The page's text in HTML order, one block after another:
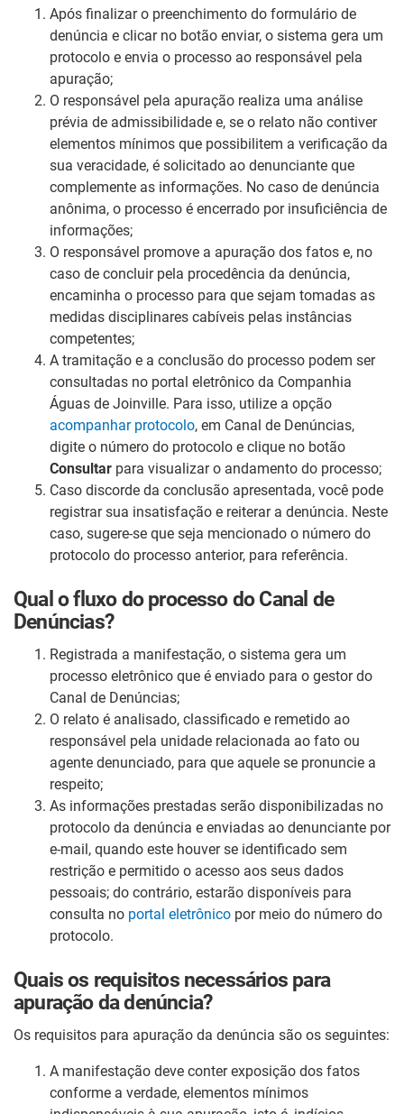
Após finalizar o preenchimento do formulário de
denúncia e clicar no botão enviar, o sistema gera um
protocolo e envia o processo ao responsável pela
apuração;
O responsável pela apuração realiza uma análise
prévia de admissibilidade e, se o relato não contiver
elementos mínimos que possibilitem a verificação da
sua veracidade, é solicitado ao denunciante que
complemente as informações. No caso de denúncia
anônima, o processo é encerrado por insuficiência de
informações;
O responsável promove a apuração dos fatos e, no
caso de concluir pela procedência da denúncia,
encaminha o processo para que sejam tomadas as
medidas disciplinares cabíveis pelas instâncias
competentes;
A tramitação e a conclusão do processo podem ser
consultadas no portal eletrônico da Companhia
Águas de Joinville. Para isso, utilize a opção
acompanhar protocolo, em Canal de Denúncias,
digite o número do protocolo e clique no botão
Consultar para visualizar o andamento do processo;
Caso discorde da conclusão apresentada, você pode
registrar sua insatisfação e reiterar a denúncia. Neste
caso, sugere-se que seja mencionado o número do
protocolo do processo anterior, para referência.
Qual o fluxo do processo do Canal de
Denúncias?
Registrada a manifestação, o sistema gera um
processo eletrônico que é enviado para o gestor do
Canal de Denúncias;
O relato é analisado, classificado e remetido ao
responsável pela unidade relacionada ao fato ou
agente denunciado, para que aquele se pronuncie a
respeito;
As informações prestadas serão disponibilizadas no
protocolo da denúncia e enviadas ao denunciante por
e-mail, quando este houver se identificado sem
restrição e permitido o acesso aos seus dados
pessoais; do contrário, estarão disponíveis para
consulta no portal eletrônico por meio do número do
protocolo.
Quais os requisitos necessários para
apuração da denúncia?
Os requisitos para apuração da denúncia são os seguintes:
A manifestação deve conter exposição dos fatos
conforme a verdade, elementos mínimos